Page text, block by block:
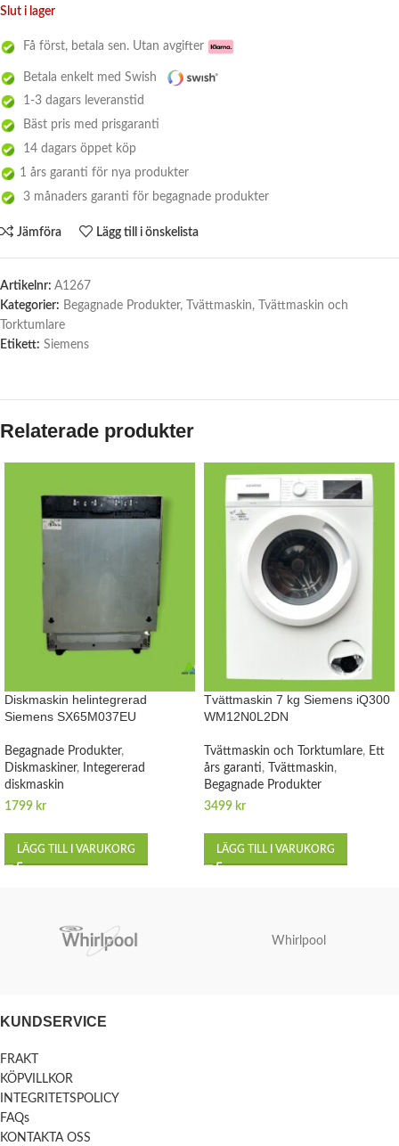
Slut i lager
Få först, betala sen. Utan avgifter
Betala enkelt med Swish
1-3 dagars leveranstid
Bäst pris med prisgaranti
14 dagars öppet köp
1 års garanti för nya produkter
3 månaders garanti för begagnade produkter
Jämföra Lägg till i önskelista
Artikelnr: A1267
Kategorier: Begagnade Produkter, Tvättmaskin,
Tvättmaskin och
Torktumlare
Etikett: Siemens
Relaterade produkter
Diskmaskin helintegrerad
Siemens SX65M037EU
Begagnade Produkter,
Diskmaskiner,
Integererad
diskmaskin
1799 kr
LÄGG TILL I VARUKORG
Tvättmaskin 7 kg Siemens iQ300
WM12N0L2DN
Tvättmaskin och Torktumlare, Ett
års garanti, Tvättmaskin,
Begagnade Produkter
3499 kr
LÄGG TILL I VARUKORG
Whirlpool
KUNDSERVICE
FRAKT
KÖPVILLKOR
INTEGRITETSPOLICY
FAQs
KONTAKTA OSS